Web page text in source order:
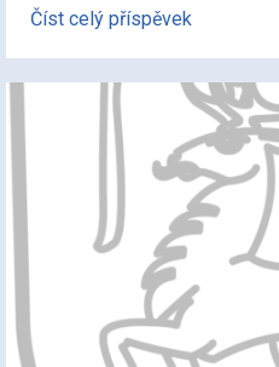
Číst celý příspěvek